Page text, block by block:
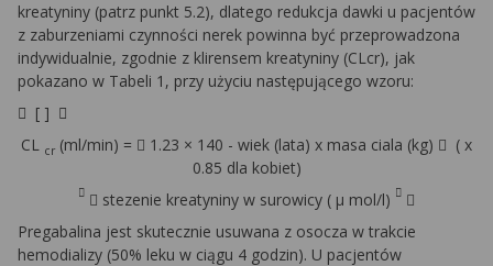
kreatyniny (patrz punkt 5.2), dlatego redukcja dawki u pacjentów
z zaburzeniami czynności nerek powinna być przeprowadzona
indywidualnie, zgodnie z klirensem kreatyniny (CLcr), jak
pokazano w Tabeli 1, przy użyciu następującego wzoru:
 [ ] 
CL cr (ml/min) =  1.23 × 140 - wiek (lata) x masa ciala (kg)  ( x
0.85 dla kobiet)
  stezenie kreatyniny w surowicy ( µ mol/l)  
Pregabalina jest skutecznie usuwana z osocza w trakcie
hemodializy (50% leku w ciągu 4 godzin). U pacjentów